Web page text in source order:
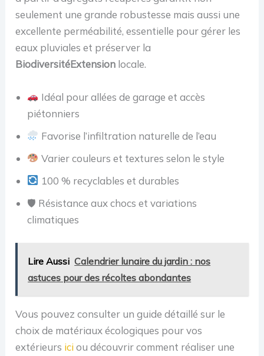
seulement une grande robustesse mais aussi une
excellente perméabilité, essentielle pour gérer les
eaux pluviales et préserver la
BiodiversitéExtension locale.
Idéal pour allées de garage et accès
piétonniers
Favorise l’infiltration naturelle de l’eau
Varier couleurs et textures selon le style
100 % recyclables et durables
🛡 Résistance aux chocs et variations
climatiques
Lire Aussi Calendrier lunaire du jardin : nos
astuces pour des récoltes abondantes
Vous pouvez consulter un guide détaillé sur le
choix de matériaux écologiques pour vos
extérieurs iciou découvrir comment réaliser une